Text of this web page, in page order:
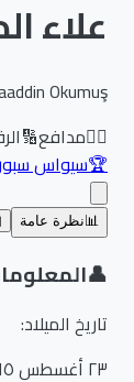
علاء
Alaaddin Okumuş
مدافع🔢الرقم
سيواس سبور
نظرة عامة 📰
تاريخ الميلاد: